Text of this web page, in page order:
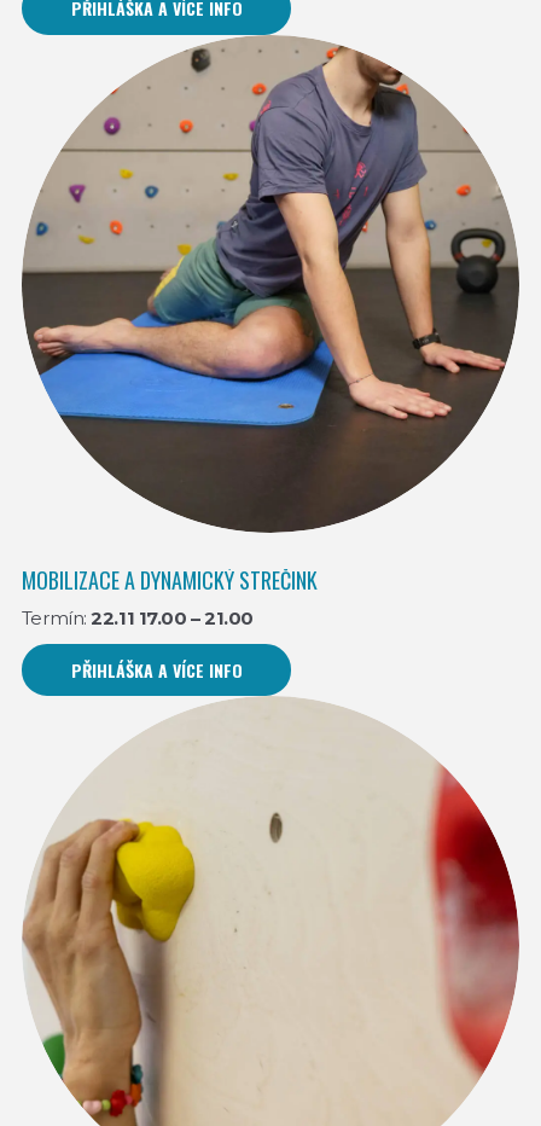
PŘIHLÁŠKA A VÍCE INFO
MOBILIZACE A DYNAMICKÝ STREČINK
Termín:22.11 17.00 – 21.00
PŘIHLÁŠKA A VÍCE INFO